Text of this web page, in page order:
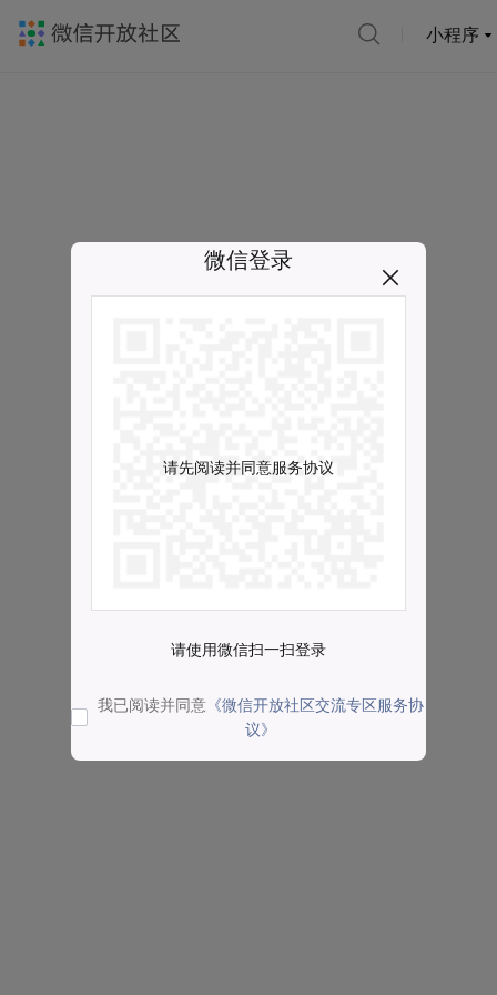
小程序
微信登录
请先阅读并同意服务协议
请使用微信扫一扫登录
我已阅读并同意 《微信开放社区交流专区服务协
议》